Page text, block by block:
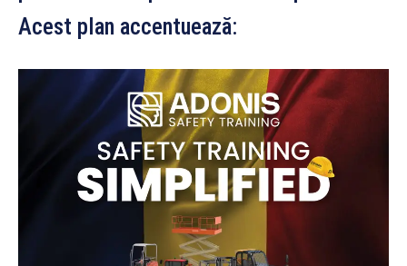
Acest plan accentuează: